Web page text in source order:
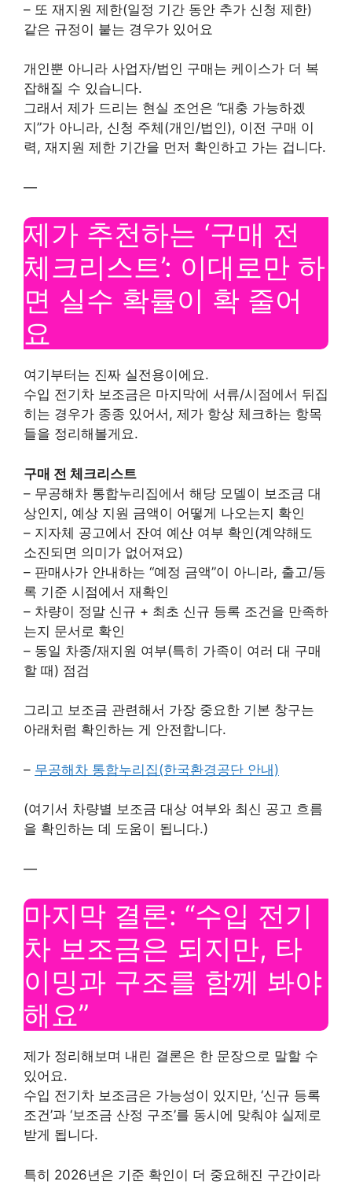
– 또 재지원 제한(일정 기간 동안 추가 신청 제한)
같은 규정이 붙는 경우가 있어요
개인뿐 아니라 사업자/법인 구매는 케이스가 더 복
잡해질 수 있습니다.
그래서 제가 드리는 현실 조언은 “대충 가능하겠
지”가 아니라, 신청 주체(개인/법인), 이전 구매 이
력, 재지원 제한 기간을 먼저 확인하고 가는 겁니다.
—
제가 추천하는 ‘구매 전
체크리스트’: 이대로만 하
면 실수 확률이 확 줄어
요
여기부터는 진짜 실전용이에요.
수입 전기차 보조금은 마지막에 서류/시점에서 뒤집
히는 경우가 종종 있어서, 제가 항상 체크하는 항목
들을 정리해볼게요.
구매 전 체크리스트
– 무공해차 통합누리집에서 해당 모델이 보조금 대
상인지, 예상 지원 금액이 어떻게 나오는지 확인
– 지자체 공고에서 잔여 예산 여부 확인(계약해도
소진되면 의미가 없어져요)
– 판매사가 안내하는 “예정 금액”이 아니라, 출고/등
록 기준 시점에서 재확인
– 차량이 정말 신규 + 최초 신규 등록 조건을 만족하
는지 문서로 확인
– 동일 차종/재지원 여부(특히 가족이 여러 대 구매
할 때) 점검
그리고 보조금 관련해서 가장 중요한 기본 창구는
아래처럼 확인하는 게 안전합니다.
– 무공해차 통합누리집(한국환경공단 안내)
(여기서 차량별 보조금 대상 여부와 최신 공고 흐름
을 확인하는 데 도움이 됩니다.)
—
마지막 결론: “수입 전기
차 보조금은 되지만, 타
이밍과 구조를 함께 봐야
해요”
제가 정리해보며 내린 결론은 한 문장으로 말할 수
있어요.
수입 전기차 보조금은 가능성이 있지만, ‘신규 등록
조건’과 ‘보조금 산정 구조’를 동시에 맞춰야 실제로
받게 됩니다.
특히 2026년은 기준 확인이 더 중요해진 구간이라